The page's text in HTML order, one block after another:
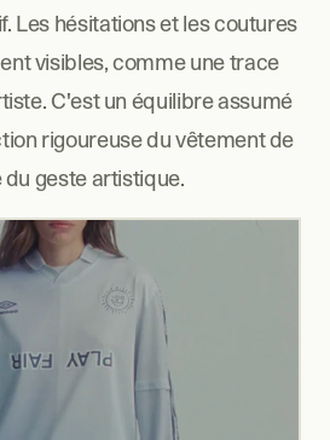
Les hésitations et les coutures
visibles, comme une trace
C'est un équilibre assumé
rigoureuse du vêtement de
geste artistique.